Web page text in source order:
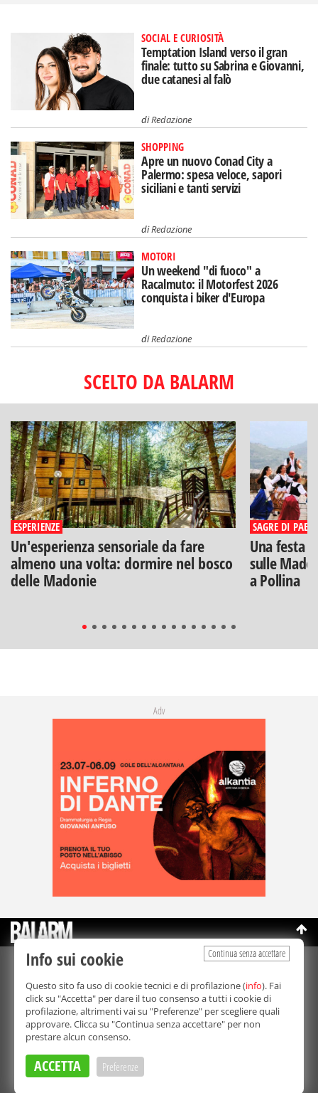
SOCIAL E CURIOSITÀ
Temptation Island verso il gran
finale: tutto su Sabrina e Giovanni,
due catanesi al falò
diRedazione
SHOPPING
Apre un nuovo Conad City a
Palermo: spesa veloce, sapori
siciliani e tanti servizi
diRedazione
MOTORI
Un weekend "di fuoco" a
Racalmuto: il Motorfest 2026
conquista i biker d'Europa
diRedazione
SCELTO DA BALARM
ESPERIENZE
Un'esperienza sensoriale da fare
almeno una volta: dormire nel bosco
delle Madonie
SAGRE DI PAESE
Una festa
sulle
a Pollina
Adv
©Copyright 2003-2026
Bmedia Srl- P.IVA 07064240828
La riproduzione totale o parziale di tutti i contenuti, in qualunque
forma, su qualsiasi supporto è proibita.
Balarm.it è una testata giornalistica registrata. Autorizzazione del
Tribunale di Palermo n° 32 del 21/10/2003
Direttore responsabile:
Continua senza accettare
Info sui cookie
Questo sito fa uso di cookie tecnici e di profilazione (info). Fai
click su "Accetta" per dare il tuo consenso a tutti i cookie di
profilazione, altrimenti vai su "Preferenze" per scegliere quali
approvare. Clicca su "Continua senza accettare" per non
prestare alcun consenso.
ACCETTA Preferenze